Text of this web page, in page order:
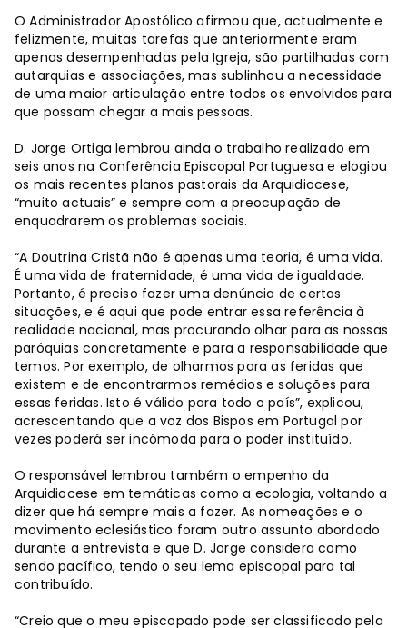
O Administrador Apostólico afirmou que, actualmente e
felizmente, muitas tarefas que anteriormente eram
apenas desempenhadas pela Igreja, são partilhadas com
autarquias e associações, mas sublinhou a necessidade
de uma maior articulação entre todos os envolvidos para
que possam chegar a mais pessoas.
D. Jorge Ortiga lembrou ainda o trabalho realizado em
seis anos na Conferência Episcopal Portuguesa e elogiou
os mais recentes planos pastorais da Arquidiocese,
“muito actuais” e sempre com a preocupação de
enquadrarem os problemas sociais.
“A Doutrina Cristã não é apenas uma teoria, é uma vida.
É uma vida de fraternidade, é uma vida de igualdade.
Portanto, é preciso fazer uma denúncia de certas
situações, e é aqui que pode entrar essa referência à
realidade nacional, mas procurando olhar para as nossas
paróquias concretamente e para a responsabilidade que
temos. Por exemplo, de olharmos para as feridas que
existem e de encontrarmos remédios e soluções para
essas feridas. Isto é válido para todo o país”, explicou,
acrescentando que a voz dos Bispos em Portugal por
vezes poderá ser incómoda para o poder instituído.
O responsável lembrou também o empenho da
Arquidiocese em temáticas como a ecologia, voltando a
dizer que há sempre mais a fazer. As nomeações e o
movimento eclesiástico foram outro assunto abordado
durante a entrevista e que D. Jorge considera como
sendo pacífico, tendo o seu lema episcopal para tal
contribuído.
“Creio que o meu episcopado pode ser classificado pela